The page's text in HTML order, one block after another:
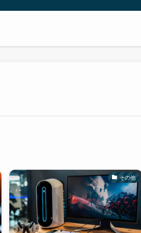
その他